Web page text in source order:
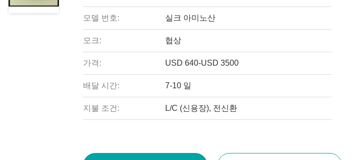
모델 번호: 실크 아미노산
모크: 협상
가격: USD 640-USD 3500
배달 시간: 7-10 일
지불 조건: L/C (신용장), 전신환